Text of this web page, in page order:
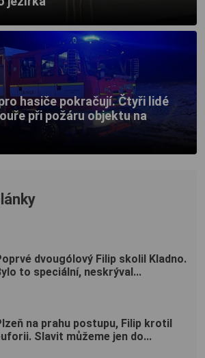
hasiče pokračují. Čtyři lidé
při požáru objektu na
dvougólový Filip skolil Kladno.
to speciální, neskrýval...
na prahu postupu, Filip krotil
Slavit můžeme jen do...